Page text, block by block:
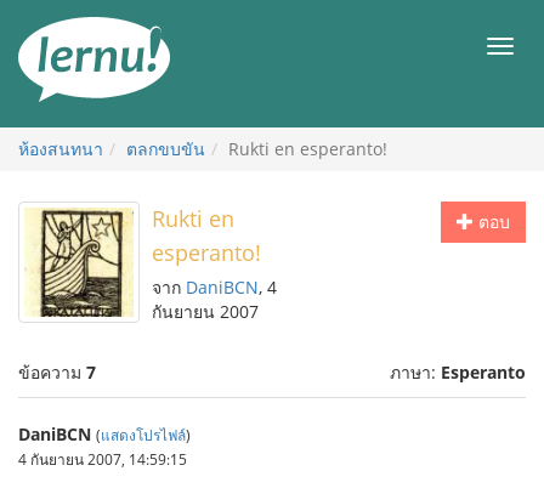
สารบัญ
เมนู
ห้องสนทนา ตลกขบขัน Rukti en esperanto!
ตอบ
Rukti en
esperanto!
จาก DaniBCN, 4
กันยายน 2007
ข้อความ 7 ภาษา: Esperanto
DaniBCN (แสดงโปรไฟล์)
4 กันยายน 2007, 14:59:15